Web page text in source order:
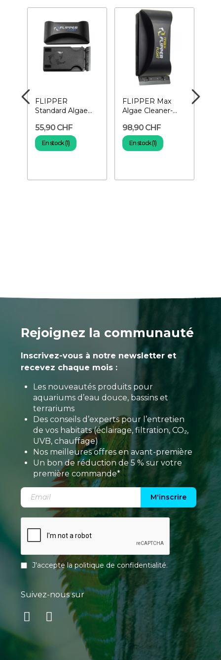
FLIPPER
Standard Algae
pour aquarium
55,90 CHF
En stock (1)
FLIPPER Max
Algae Cleaner-
aquarium
98,90 CHF
En stock (1)
Rejoignez la communauté
Inscrivez-vous à notre newsletter et
recevez chaque mois :
Les nouveautés produits pour
aquariums d’eau douce, bassins et
terrariums
Des conseils d’experts pour l’entretien
de vos habitats (éclairage, filtration, CO₂,
UVB, chauffage)
Nos meilleures offres en avant-première
Un bon de réduction de 5 % sur votre
première commande*
M'inscrire
J'accepte lapolitique de confidentialité.
Suivez-nous sur